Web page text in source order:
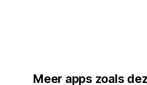
Meer apps zoals